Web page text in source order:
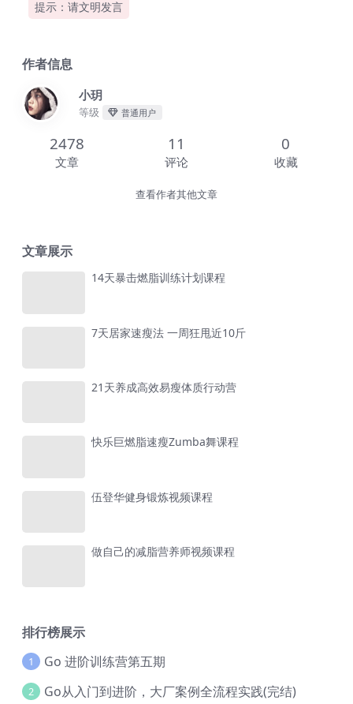
提示：请文明发言
作者信息
小玥
等级 普通用户
2478
文章
11
评论
0
收藏
查看作者其他文章
文章展示
14天暴击燃脂训练计划课程
7天居家速瘦法 一周狂甩近10斤
21天养成高效易瘦体质行动营
快乐巨燃脂速瘦Zumba舞课程
伍登华健身锻炼视频课程
做自己的减脂营养师视频课程
排行榜展示
1 Go 进阶训练营第五期
2 Go从入门到进阶，大厂案例全流程实践(完结)